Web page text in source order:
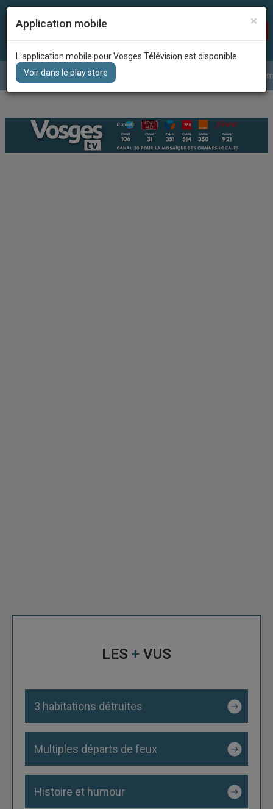
Le journal Grille des
LES + VUS
3 habitations détruites
Multiples départs de feux
Histoire et humour
×
Application mobile
L'application mobile pour Vosges Télévision est disponible.
Voir dans le play store